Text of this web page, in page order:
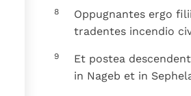
8
Oppugnantes ergo
tradentes incendio
9
Et postea
in Nageb et in